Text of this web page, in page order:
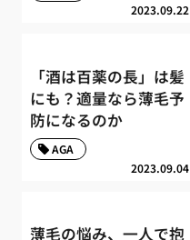
2023.09.22
「酒は百薬の長」は髪
にも？適量なら薄毛予
防になるのか
2023.09.04
AGA
薄毛の悩み、一人で抱